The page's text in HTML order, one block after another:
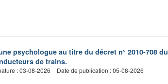
psychologue au titre du décret n° 2010-708 du
de trains.
: 03-08-2026 Date de publication : 05-08-2026